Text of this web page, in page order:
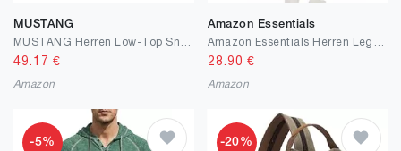
MUSTANG
49.17 €
Amazon
Amazon Essentials
28.90 €
Amazon
-5% -20%